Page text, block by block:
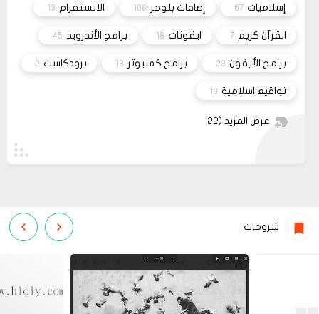
قم بتجربة تحديث الطابعه
إسلاميات 67 إضافات بلوجر 108 الانستقرام 13
القرآن كريم 7 ايقونات 18 برامج الأندرويد 45
برامج الأيفون 23 برامج كمبيوتر 18 برودكاست 2
تواقيع اسلامية 18
عرض المزيد (22)
شروحات